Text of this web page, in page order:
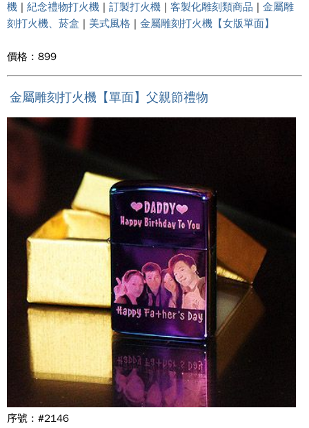
機
紀念禮物打火機 訂製打火機 客製化雕刻類商品
金屬雕
刻打火機、菸盒
美式風格 金屬雕刻打火機【女版單面】
價格 : 899
金屬雕刻打火機【單面】父親節禮物
序號 : #2146